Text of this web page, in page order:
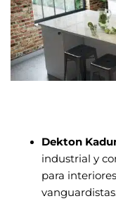
Dekton
industrial y
para